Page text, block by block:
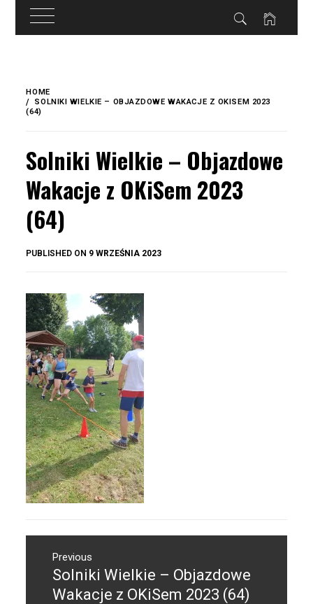
treści
content
HOME
SOLNIKI WIELKIE – OBJAZDOWE WAKACJE Z OKISEM 2023
(64)
Solniki Wielkie – Objazdowe
Wakacje z OKiSem 2023
(64)
PUBLISHED ON 9 WRZEŚNIA 2023
wpisuPrevious
Previous
post:
Solniki Wielkie – Objazdowe
Wakacje z OKiSem 2023 (64)